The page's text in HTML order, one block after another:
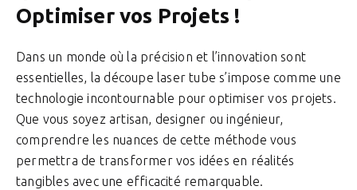
Optimiser vos Projets !
Dans un monde où la précision et l’innovation sont
essentielles, la découpe laser tube s’impose comme une
technologie incontournable pour optimiser vos projets.
Que vous soyez artisan, designer ou ingénieur,
comprendre les nuances de cette méthode vous
permettra de transformer vos idées en réalités
tangibles avec une efficacité remarquable.